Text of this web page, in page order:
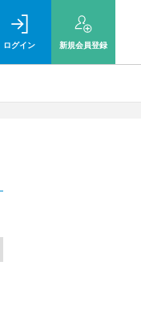
ログイン 新規会員登録